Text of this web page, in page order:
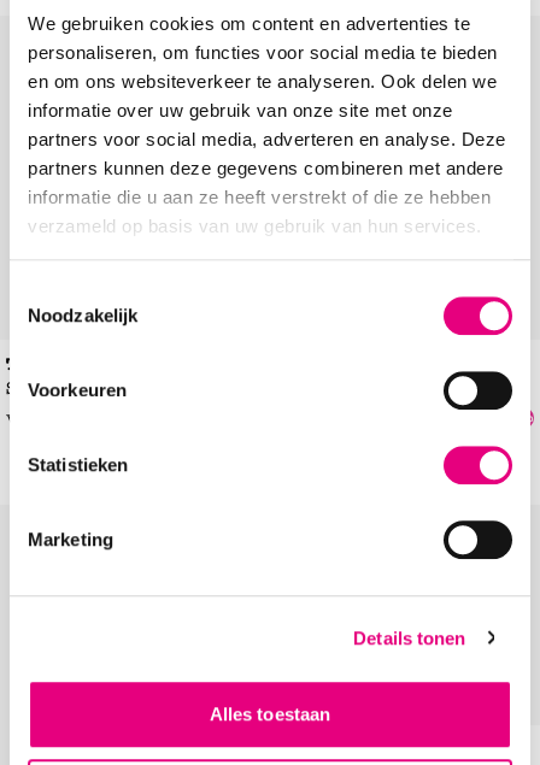
We gebruiken cookies om content en advertenties te
personaliseren, om functies voor social media te bieden
en om ons websiteverkeer te analyseren. Ook delen we
informatie over uw gebruik van onze site met onze
partners voor social media, adverteren en analyse. Deze
partners kunnen deze gegevens combineren met andere
informatie die u aan ze heeft verstrekt of die ze hebben
verzameld op basis van uw gebruik van hun services.
Noodzakelijk
Voorkeuren
Statistieken
Marketing
Details tonen
Alles toestaan
Add to Wishlist
Teva Hurricane XLT JR
Sandalen
vanaf
Add to
-30%
Add to
Teva Hurricane XLT 2